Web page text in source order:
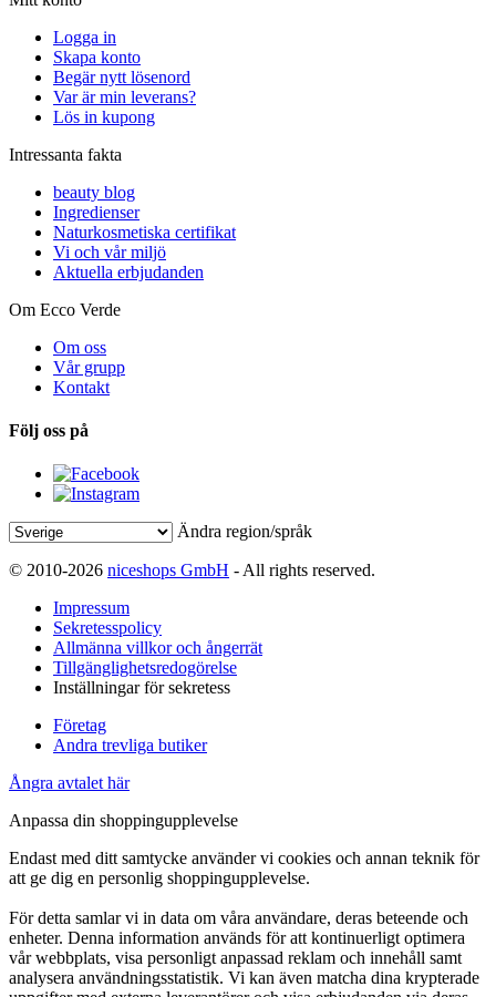
Logga in
Skapa konto
Begär nytt lösenord
Var är min leverans?
Lös in kupong
Intressanta fakta
beauty blog
Ingredienser
Naturkosmetiska certifikat
Vi och vår miljö
Aktuella erbjudanden
Om Ecco Verde
Om oss
Vår grupp
Kontakt
Följ oss på
Ändra region/språk
© 2010-2026 niceshops GmbH - All rights reserved.
Impressum
Sekretesspolicy
Allmänna villkor och ångerrät
Tillgänglighetsredogörelse
Inställningar för sekretess
Företag
Andra trevliga butiker
Ångra avtalet här
Anpassa din shoppingupplevelse
Endast med ditt samtycke använder vi cookies och annan teknik för
att ge dig en personlig shoppingupplevelse.
För detta samlar vi in data om våra användare, deras beteende och
enheter. Denna information används för att kontinuerligt optimera
vår webbplats, visa personligt anpassad reklam och innehåll samt
analysera användningsstatistik. Vi kan även matcha dina krypterade